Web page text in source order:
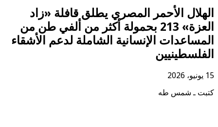
الهلال الأحمر المصري يطلق قافلة «زاد
العزة» 213 بحمولة أكثر من ألفي طن من
المساعدات الإنسانية الشاملة لدعم الأشقاء
الفلسطينيين
15 يونيو، 2026
كتبت ـ شمس طه